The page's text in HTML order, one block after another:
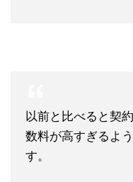
以前と比べると契
数料が高すぎるよ
す。